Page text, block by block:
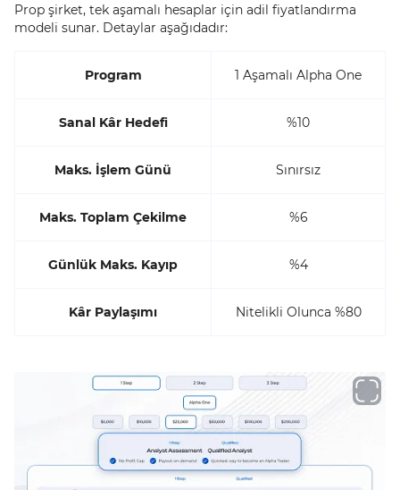
Prop şirket, tek aşamalı hesaplar için adil fiyatlandırma
modeli sunar. Detaylar aşağıdadır:
Program 1 Aşamalı Alpha One
Sanal Kâr Hedefi %10
Maks. İşlem Günü Sınırsız
Maks. Toplam Çekilme %6
Günlük Maks. Kayıp %4
Kâr Paylaşımı Nitelikli Olunca %80